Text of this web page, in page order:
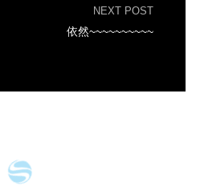
NEXT POST
依然~~~~~~~~~~